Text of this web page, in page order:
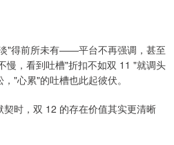
"得前所未有——平台不再强调，甚至
慢，看到吐槽"折扣不如双 11 "就调头
"心累"的吐槽也此起彼伏。
时，双 12 的存在价值其实更清晰